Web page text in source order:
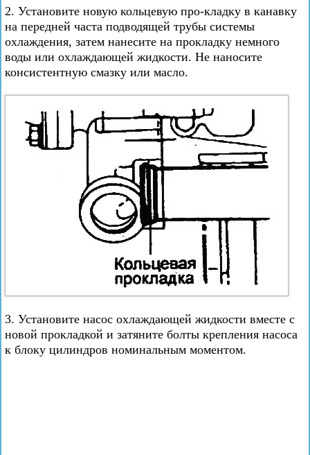
2. Установите новую кольцевую про-кладку в канавку
на передней часта подводящей трубы системы
охлаждения, затем нанесите на прокладку немного
воды или охлаждающей жидкости. Не наносите
консистентную смазку или масло.
3. Установите насос охлаждающей жидкости вместе с
новой прокладкой и затяните болты крепления насоса
к блоку цилиндров номинальным моментом.